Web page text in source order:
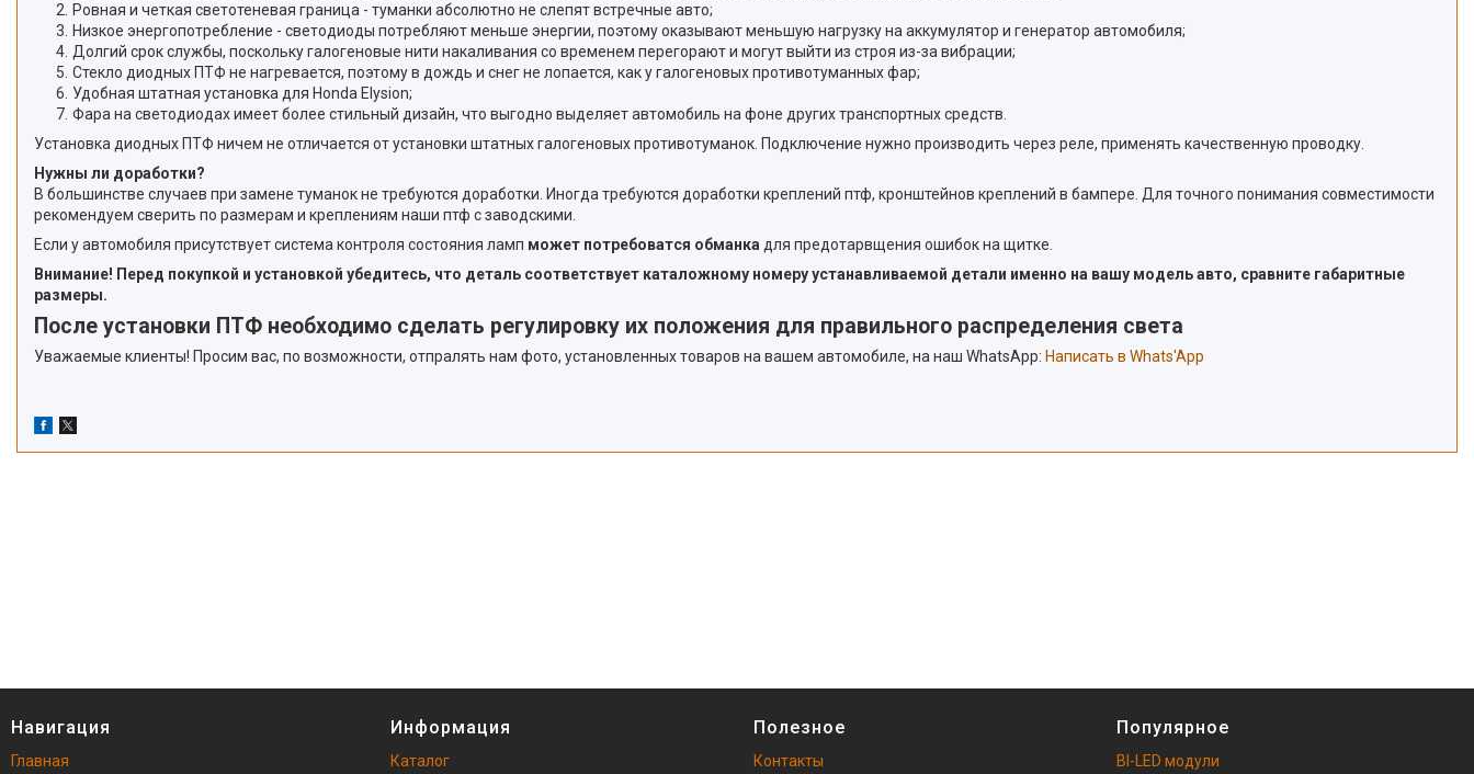
Ровная и четкая светотеневая граница - туманки абсолютно не слепят встречные авто;
Низкое энергопотребление - светодиоды потребляют меньше энергии, поэтому оказывают меньшую нагрузку на аккумулятор и генератор автомобиля;
Долгий срок службы, поскольку галогеновые нити накаливания со временем перегорают и могут выйти из строя из-за вибрации;
Стекло диодных ПТФ не нагревается, поэтому в дождь и снег не лопается, как у галогеновых противотуманных фар;
Удобная штатная установка для Honda Elysion;
Фара на светодиодах имеет более стильный дизайн, что выгодно выделяет автомобиль на фоне других транспортных средств.
Установка диодных ПТФ ничем не отличается от установки штатных галогеновых противотуманок. Подключение нужно производить через реле, применять качественную проводку.
Нужны ли доработки?
В большинстве случаев при замене туманок не требуются доработки. Иногда требуются доработки креплений птф, кронштейнов креплений в бампере. Для точного понимания совместимости
рекомендуем сверить по размерам и креплениям наши птф с заводскими.
Если у автомобиля присутствует система контроля состояния ламп может потребоватся обманка для предотарвщения ошибок на щитке.
Внимание! Перед покупкой и установкой убедитесь, что деталь соответствует каталожному номеру устанавливаемой детали именно на вашу модель авто, сравните габаритные
размеры.
После установки ПТФ необходимо сделать регулировку их положения для правильного распределения света
Уважаемые клиенты! Просим вас, по возможности, отпралять нам фото, установленных товаров на вашем автомобиле, на наш WhatsApp: Написать в Whats'App
Навигация
Главная
Информация
Каталог
Полезное
Контакты
Популярное
BI-LED модули